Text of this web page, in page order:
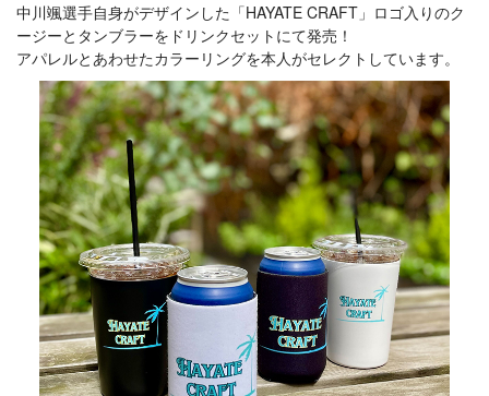
中川颯選手自身がデザインした「HAYATE CRAFT」ロゴ入りのク
ージーとタンブラーをドリンクセットにて発売！
アパレルとあわせたカラーリングを本人がセレクトしています。